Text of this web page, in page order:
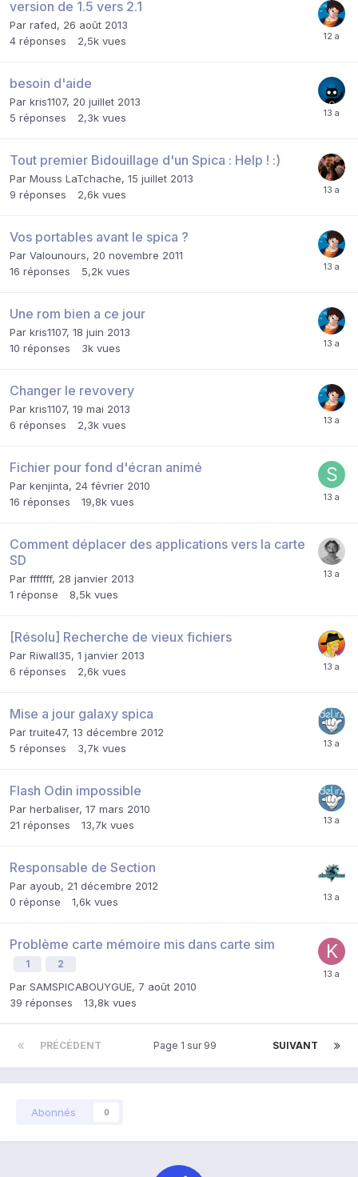
version de 1.5 vers 2.1
Par rafed, 26 août 2013
4 réponses 2,5k vues
besoin d'aide
Par kris1107, 20 juillet 2013
5 réponses 2,3k vues
Tout premier Bidouillage d'un Spica : Help ! :)
Par Mouss LaTchache, 15 juillet 2013
9 réponses 2,6k vues
Vos portables avant le spica ?
Par Valounours, 20 novembre 2011
16 réponses 5,2k vues
Une rom bien a ce jour
Par kris1107, 18 juin 2013
10 réponses 3k vues
Changer le revovery
Par kris1107, 19 mai 2013
6 réponses 2,3k vues
Fichier pour fond d'écran animé
Par kenjinta, 24 février 2010
16 réponses 19,8k vues
Comment déplacer des applications vers la carte
SD
Par fffffff, 28 janvier 2013
1 réponse 8,5k vues
[Résolu] Recherche de vieux fichiers
Par Riwall35, 1 janvier 2013
6 réponses 2,6k vues
Mise a jour galaxy spica
Partruite47, 13 décembre 2012
5 réponses 3,7k vues
Flash Odin impossible
Par herbaliser, 17 mars 2010
21 réponses 13,7k vues
Responsable de Section
Par ayoub, 21 décembre 2012
0 réponse 1,6k vues
Problème carte mémoire mis dans carte sim
1 2
Par SAMSPICABOUYGUE, 7 août 2010
39 réponses 13,8k vues
PRÉCÉDENT SUIVANT
Page 1 sur 99
Abonnés 0